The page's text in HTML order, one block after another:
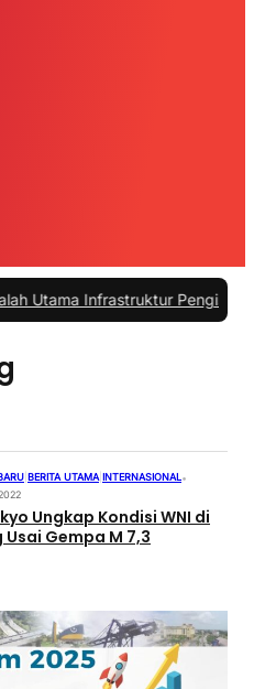
Infrastruktur Pengisian Daya
BERITA UTAMA INTERNASIONAL•
Ungkap Kondisi WNI di
Gempa M 7,3